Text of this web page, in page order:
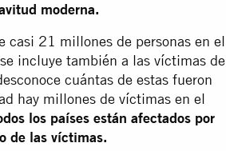
moderna.
casi 21 millones de personas en el
incluye también a las víctimas de
cuántas de estas fueron
hay millones de víctimas en el
los países están afectados por
de las víctimas.